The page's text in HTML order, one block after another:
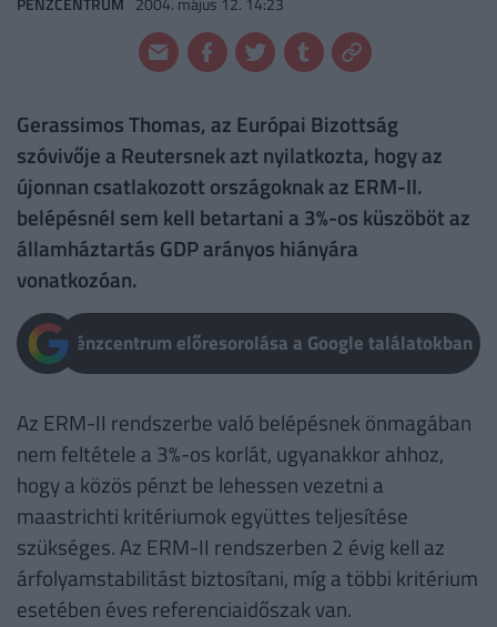
Gerassimos Thomas, az Európai Bizottság
szóvivője a Reutersnek azt nyilatkozta, hogy az
újonnan csatlakozott országoknak az ERM-II.
belépésnél sem kell betartani a 3%-os küszöböt az
államháztartás GDP arányos hiányára
vonatkozóan.
Pénzcentrum előresorolása a Google találatokban
Az ERM-II rendszerbe való belépésnek önmagában
nem feltétele a 3%-os korlát, ugyanakkor ahhoz,
hogy a közös pénzt be lehessen vezetni a
maastrichti kritériumok együttes teljesítése
szükséges. Az ERM-II rendszerben 2 évig kell az
árfolyamstabilitást biztosítani, míg a többi kritérium
esetében éves referenciaidőszak van.